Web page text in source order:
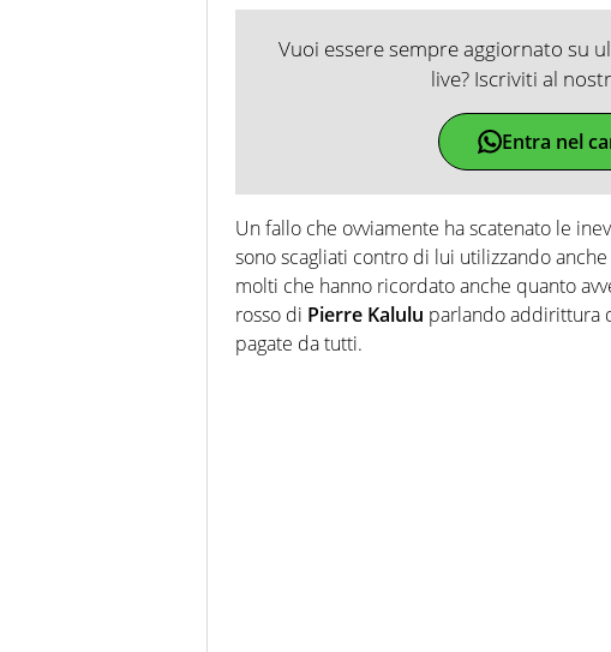
Vuoi essere sempre aggiornato su
live? Iscriviti al
Entra nel
Un fallo che ovviamente ha scatenato le
sono scagliati contro di lui utilizzando
molti che hanno ricordato anche quanto
rosso di Pierre Kalulu parlando addirittura
pagate da tutti.